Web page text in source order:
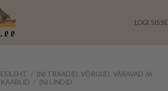
LOGI SISSE
ESILEHT / (N) TRAADID, VÕRGUD, VÄRAVAD JA
KAABLID / (N) LINDID